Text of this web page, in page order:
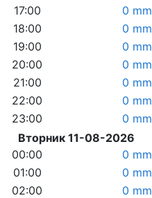
17:00
0 mm
18:00
0 mm
19:00
0 mm
20:00
0 mm
21:00
0 mm
22:00
0 mm
23:00
0 mm
Вторник 11-08-2026
00:00
0 mm
01:00
0 mm
02:00
0 mm